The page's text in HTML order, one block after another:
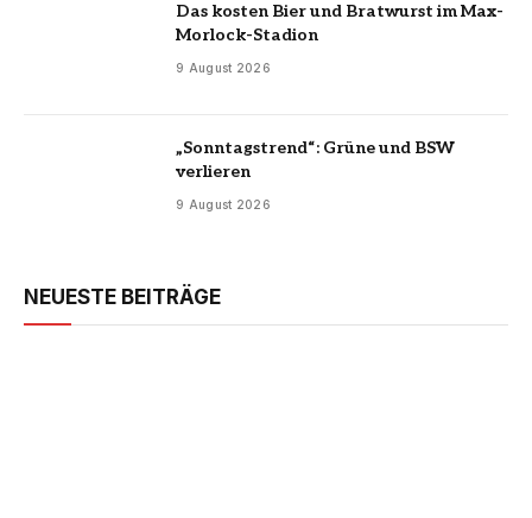
Das kosten Bier und Bratwurst im Max-
Morlock-Stadion
9 August 2026
„Sonntagstrend“: Grüne und BSW
verlieren
9 August 2026
NEUESTE BEITRÄGE